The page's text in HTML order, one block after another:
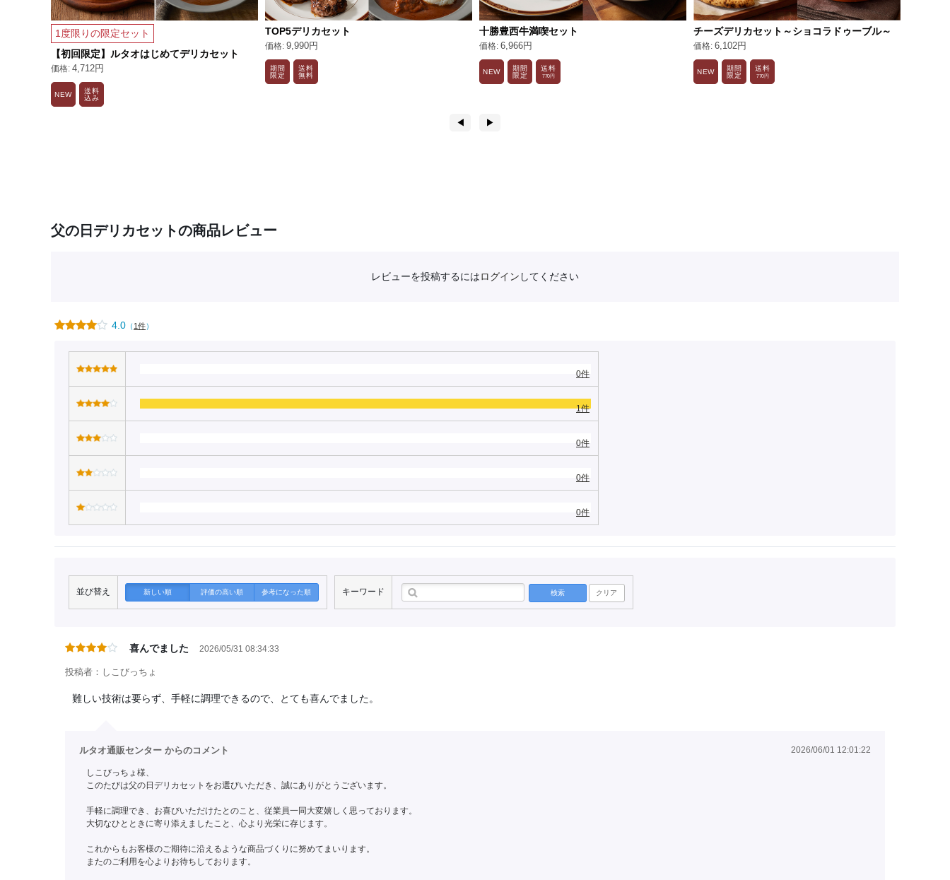
1度限りの限定セット
【初回限定】ルタオはじめてデリカセット
4,712円
NEW
送料
込み
TOP5デリカセット
9,990円
期間
限定
送料
無料
十勝豊西牛満喫セット
6,966円
NEW
期間
限定
送料
770円
チーズデリカセット～ショコラドゥーブル～
6,102円
NEW
期間
限定
送料
770円
◀︎ ▶︎
父の日デリカセットの商品レビュー
レビューを投稿するにはログイン してください
4.0 （1件）
0件
1件
0件
0件
0件
並び替え 新しい順 評価の高い順 参考になった順 キーワード 検索 クリア
喜んでました 2026/05/31 08:34:33
投稿者：しこびっちょ
難しい技術は要らず、手軽に調理できるので、とても喜んでました。
ルタオ通販センター からのコメント 2026/06/01 12:01:22
しこびっちょ様、
このたびは父の日デリカセットをお選びいただき、誠にありがとうございます。
手軽に調理でき、お喜びいただけたとのこと、従業員一同大変嬉しく思っております。
大切なひとときに寄り添えましたこと、心より光栄に存じます。
これからもお客様のご期待に沿えるような商品づくりに努めてまいります。
またのご利用を心よりお待ちしております。